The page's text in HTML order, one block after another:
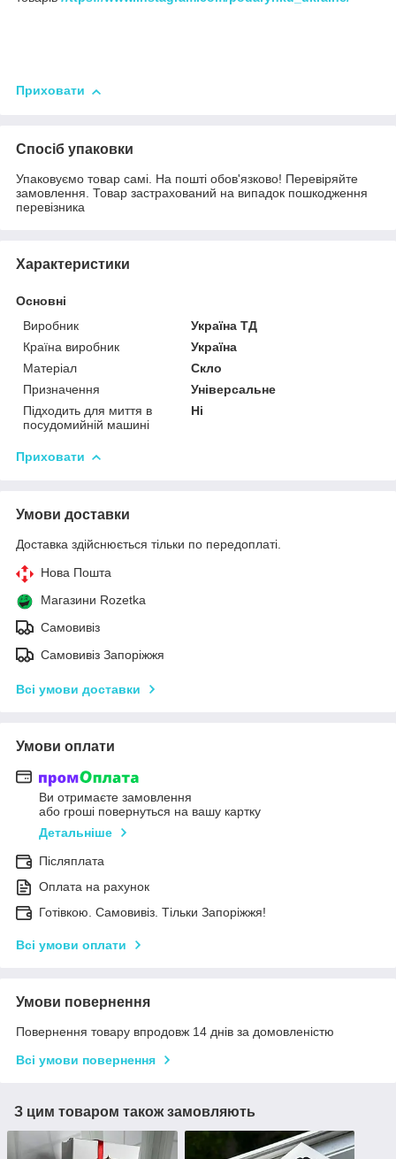
Приховати
Спосіб упаковки
Упаковуємо товар самі. На пошті обов'язково! Перевіряйте
замовлення. Товар застрахований на випадок пошкодження
перевізника
Характеристики
Основні
Виробник
Україна ТД
Країна виробник
Україна
Матеріал
Скло
Призначення
Універсальне
Підходить для миття в
посудомийній машині
Ні
Приховати
Умови доставки
Доставка здійснюється тільки по передоплаті.
Нова Пошта
Магазини Rozetka
Самовивіз
Самовивіз Запоріжжя
Всі умови доставки
Умови оплати
Ви отримаєте замовлення
або гроші повернуться на вашу картку
Детальніше
Післяплата
Оплата на рахунок
Готівкою. Самовивіз. Тільки Запоріжжя!
Всі умови оплати
Умови повернення
Повернення товару впродовж 14 днів за домовленістю
Всі умови повернення
З цим товаром також замовляють